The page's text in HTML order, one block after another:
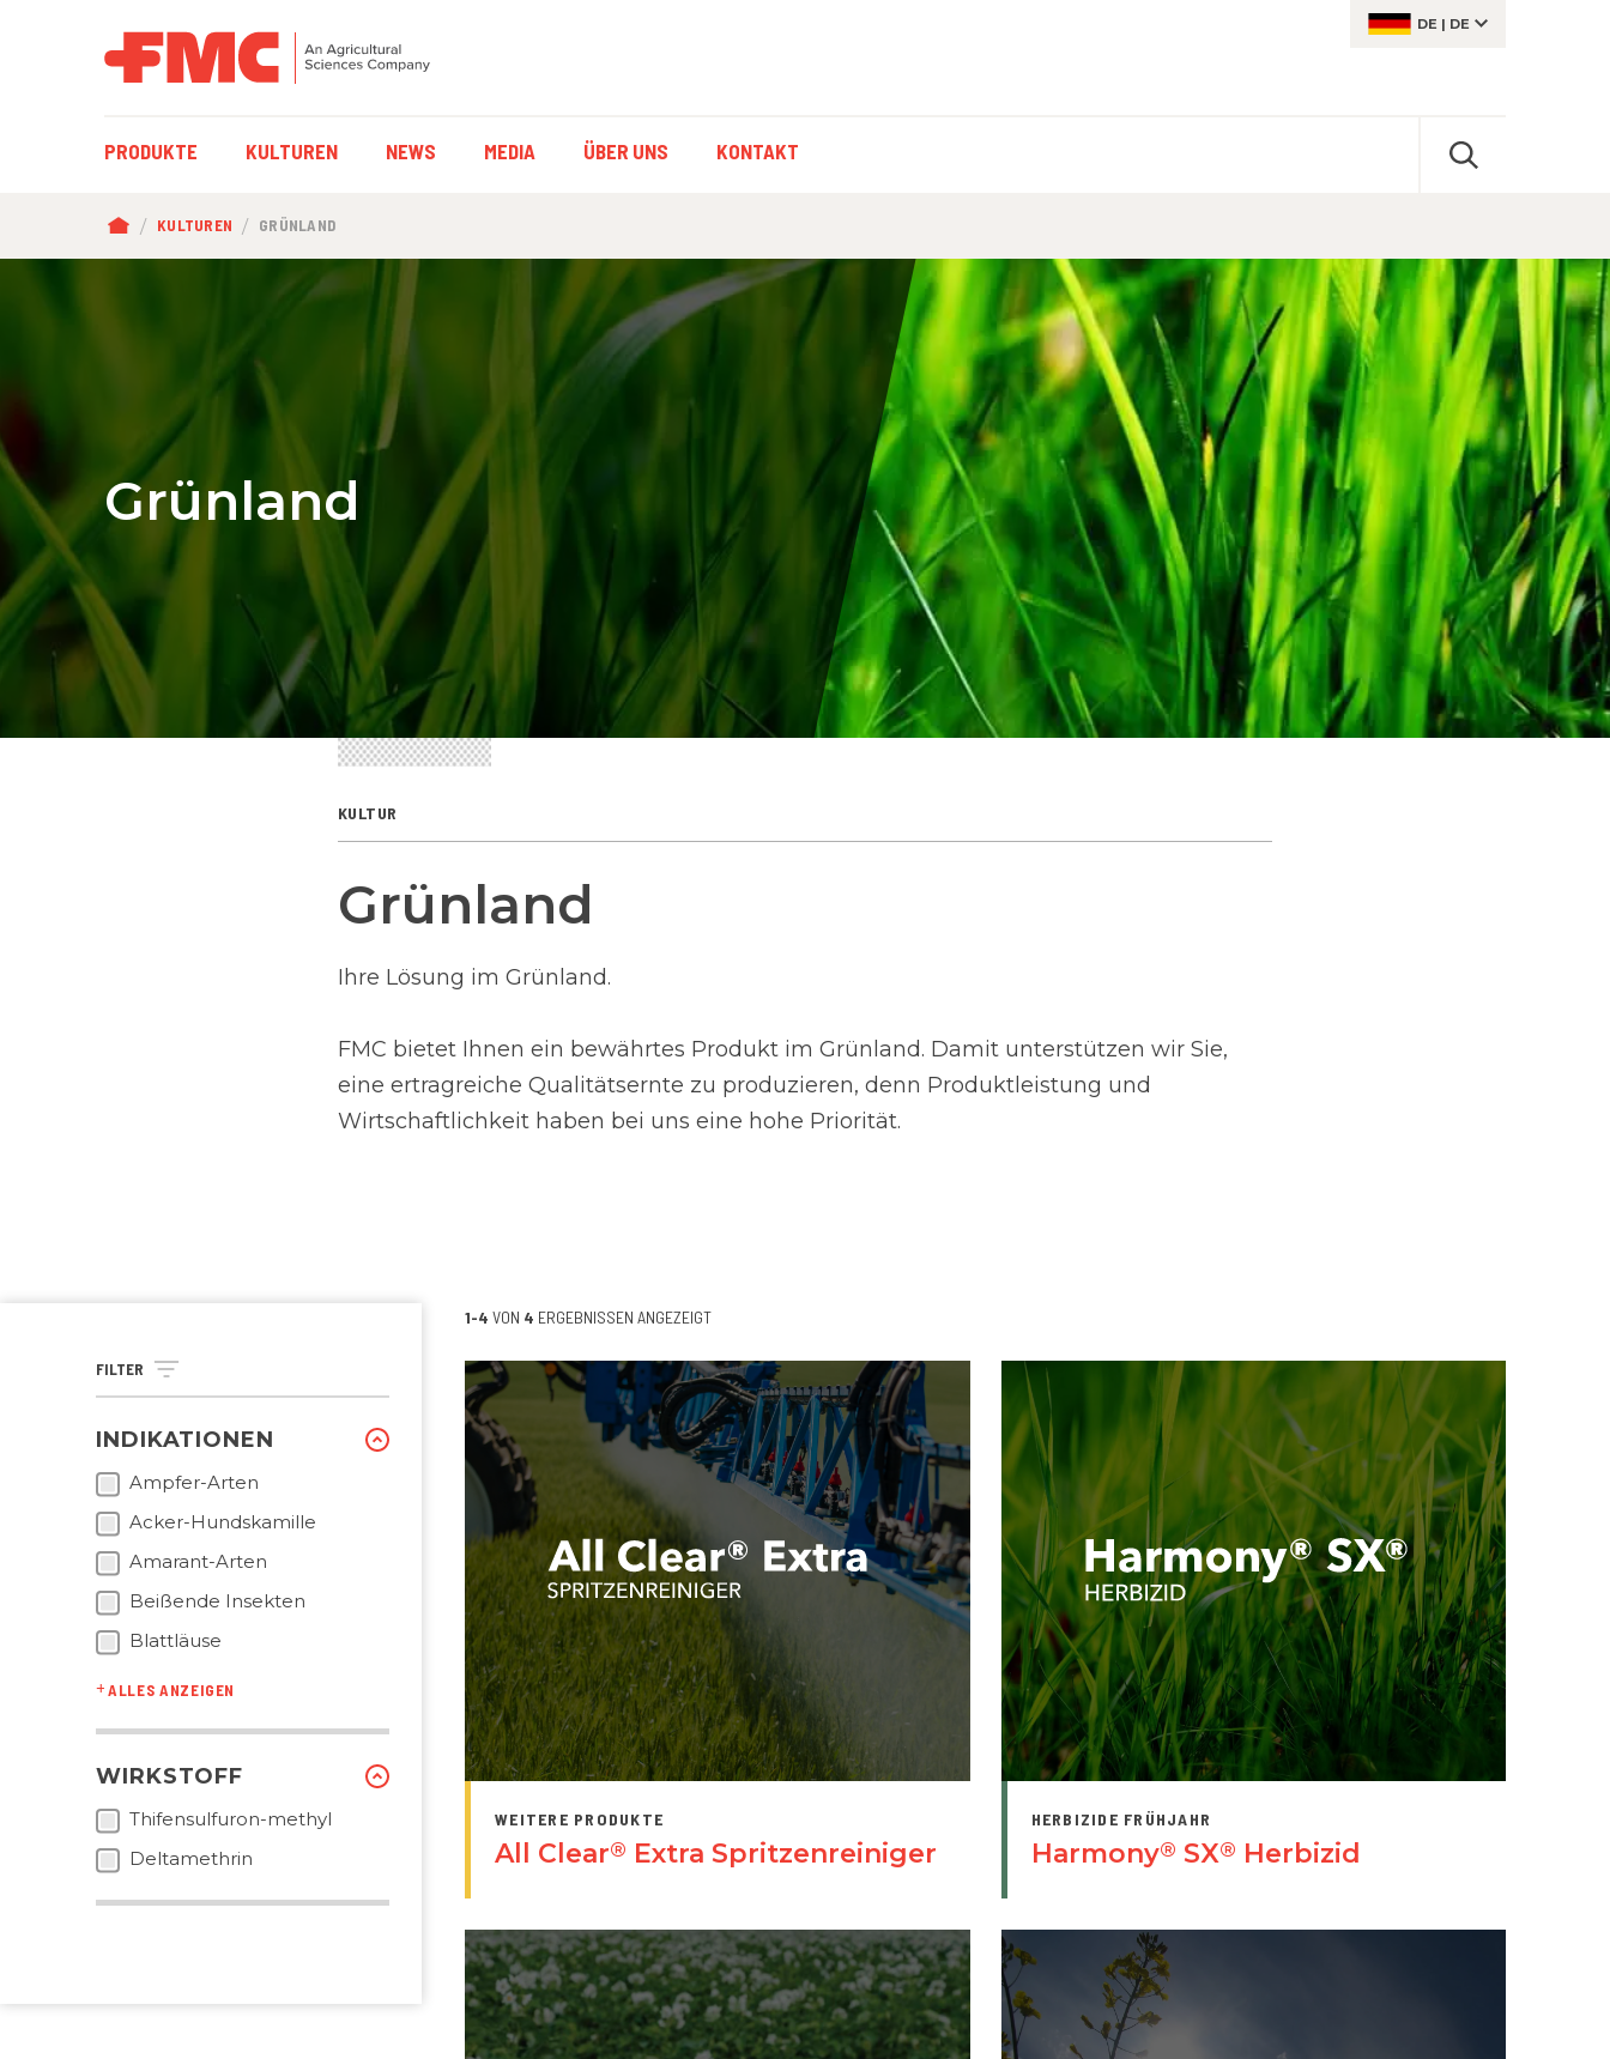
DE | DE
HAUPTNAVIGATION
PRODUKTE KULTUREN NEWS MEDIA ÜBER UNS KONTAKT
PFADNAVIGATION
KULTUREN GRÜNLAND
Grünland
KULTUR
Grünland
Ihre Lösung im Grünland.
FMC bietet Ihnen ein bewährtes Produkt im Grünland. Damit unterstützen wir Sie,
eine ertragreiche Qualitätsernte zu produzieren, denn Produktleistung und
Wirtschaftlichkeit haben bei uns eine hohe Priorität.
FILTER
INDIKATIONEN
Ampfer-Arten
Acker-Hundskamille
Amarant-Arten
Beißende Insekten
Blattläuse
ALLES ANZEIGEN
WIRKSTOFF
Thifensulfuron-methyl
Deltamethrin
1-4 VON 4 ERGEBNISSEN ANGEZEIGT
WEITERE PRODUKTE
All Clear® Extra Spritzenreiniger
HERBIZIDE FRÜHJAHR
Harmony® SX® Herbizid